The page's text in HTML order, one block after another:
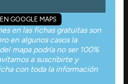
GOOGLE MAPS
en las fichas gratuitas son
en algunos casos la
mapa podría no ser 100%
a suscribirte y
con toda la información